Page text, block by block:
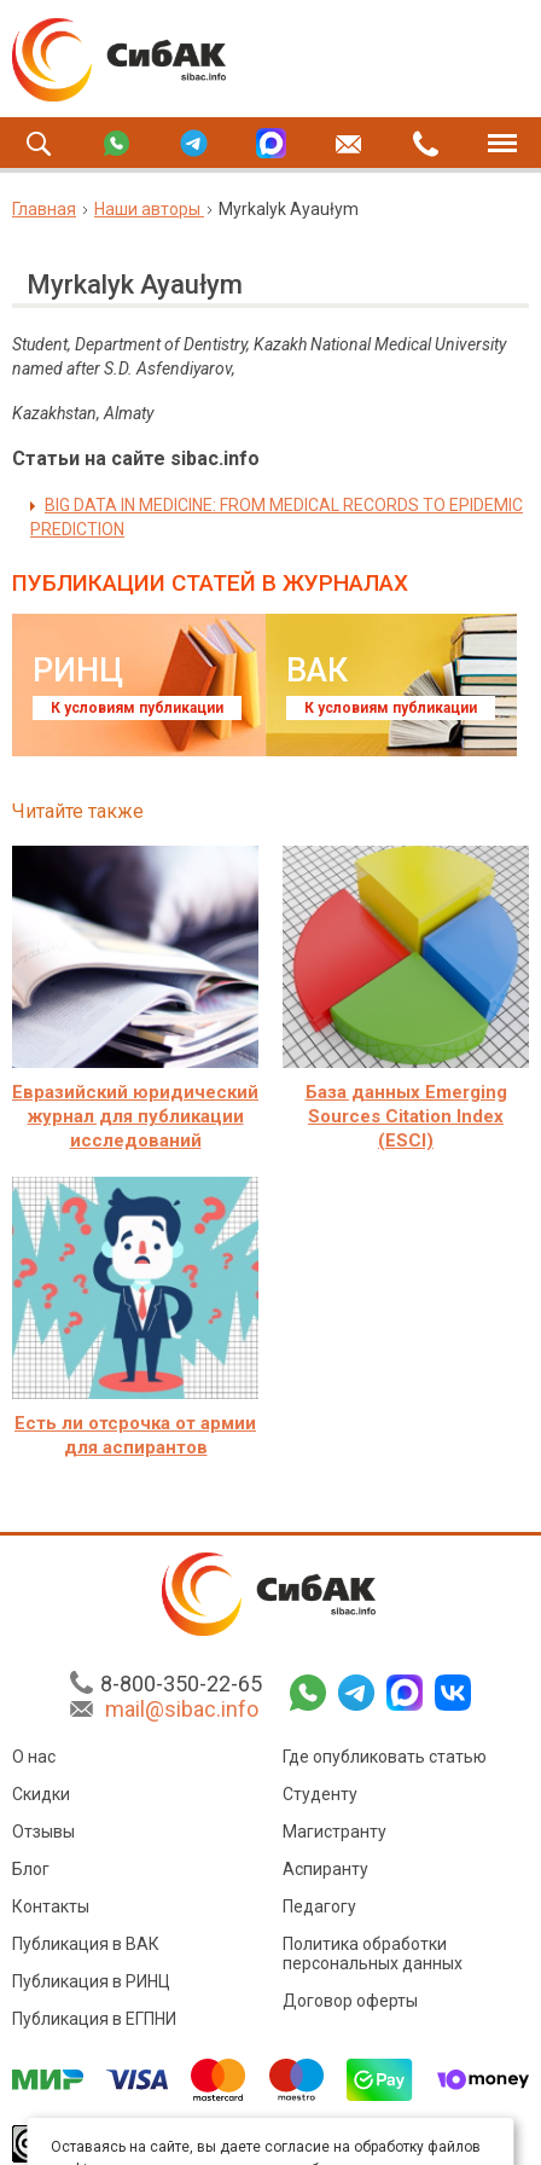
Главная Наши авторы Myrkalyk Ayaułym
Myrkalyk Ayaułym
Student, Department of Dentistry, Kazakh National Medical University
named after S.D. Asfendiyarov,
Kazakhstan, Almaty
Статьи на сайте sibac.info
BIG DATA IN MEDICINE: FROM MEDICAL RECORDS TO EPIDEMIC
PREDICTION
ПУБЛИКАЦИИ СТАТЕЙ В ЖУРНАЛАХ
РИНЦ
К условиям публикации
ВАК
К условиям публикации
Читайте также
Евразийский юридический
журнал для публикации
исследований
База данных Emerging
Sources Citation Index
(ESCI)
Есть ли отсрочка от армии
для аспирантов
8-800-350-22-65
mail@sibac.info
О нас
Скидки
Отзывы
Блог
Контакты
Где опубликовать статью
Студенту
Магистранту
Аспиранту
Педагогу
Публикация в ВАК
Публикация в РИНЦ
Публикация в ЕГПНИ
Политика обработки
персональных данных
Договор оферты
произведение доступно полицензии Creative
Оставаясь на сайте, вы даете согласие на обработку файлов